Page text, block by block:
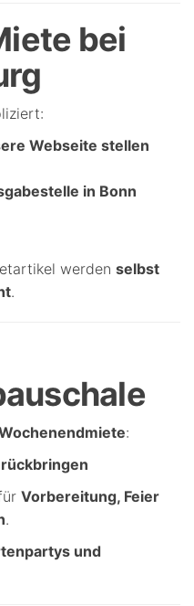
bei
Webseite stellen
in Bonn
werden selbst
.
:
Vorbereitung, Feier
.
und